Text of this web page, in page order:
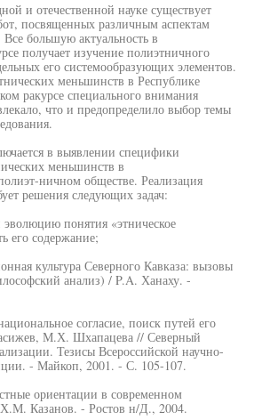
и отечественной науке существует
посвященных различным аспектам
большую актуальность в
получает изучение полиэтничного
его системообразующих элементов.
меньшинств в Республике
ракурсе специального внимания
что и предопределило выбор темы
в выявлении специфики
меньшинств в
ничном обществе. Реализация
решения следующих задач:
эволюцию понятия «этническое
его содержание;
культура Северного Кавказа: вызовы
анализ) / P.A. Ханаху. -
согласие, поиск путей его
М.Х. Шхапацева // Северный
Тезисы Всероссийской научно-
- Майкоп, 2001. - С. 105-107.
ориентации в современном
Казанов. - Ростов н/Д., 2004.